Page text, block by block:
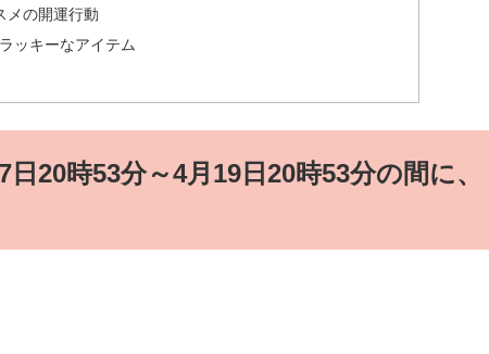
メの開運行動
ッキーなアイテム
20時53分～4月19日20時53分の間に、